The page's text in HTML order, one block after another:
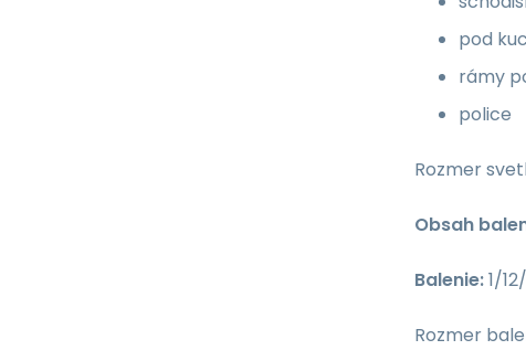
pod
rámy
police
Rozmer
Obsah
Balenie:1/
Rozmer